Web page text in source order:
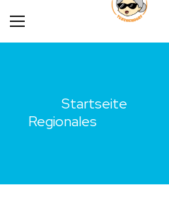
Navigation
umschalten
Startseite
Regionales